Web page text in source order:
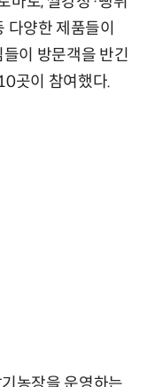
다양한 제품들이
이 방문객을 반긴
곳이 참여했다.